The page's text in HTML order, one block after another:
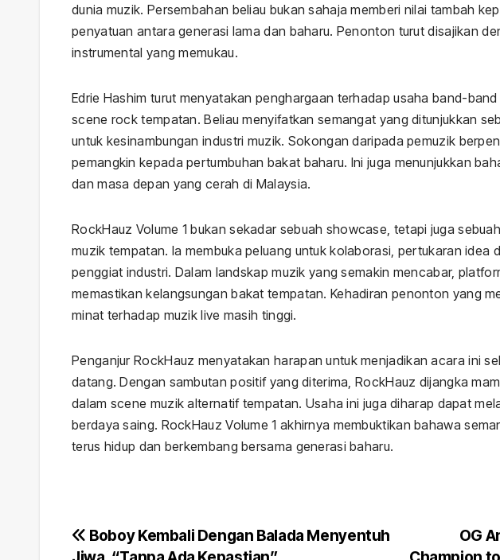
dunia muzik. Persembahan beliau bukan sahaja memberi nilai tambah
penyatuan antara generasi lama dan baharu. Penonton turut disajikan
instrumental yang memukau.
Edrie Hashim turut menyatakan penghargaan terhadap usaha band-
scene rock tempatan. Beliau menyifatkan semangat yang ditunjukkan
untuk kesinambungan industri muzik. Sokongan daripada pemuzik
pemangkin kepada pertumbuhan bakat baharu. Ini juga menunjukkan
dan masa depan yang cerah di Malaysia.
RockHauz Volume 1 bukan sekadar sebuah showcase, tetapi juga
muzik tempatan. Ia membuka peluang untuk kolaborasi, pertukaran idea
penggiat industri. Dalam landskap muzik yang semakin mencabar,
memastikan kelangsungan bakat tempatan. Kehadiran penonton yang
minat terhadap muzik live masih tinggi.
Penganjur RockHauz menyatakan harapan untuk menjadikan acara ini
datang. Dengan sambutan positif yang diterima, RockHauz dijangka
dalam scene muzik alternatif tempatan. Usaha ini juga diharap dapat
berdaya saing. RockHauz Volume 1 akhirnya membuktikan bahawa
terus hidup dan berkembang bersama generasi baharu.
Post
OG
Boboy Kembali Dengan Balada Menyentuh